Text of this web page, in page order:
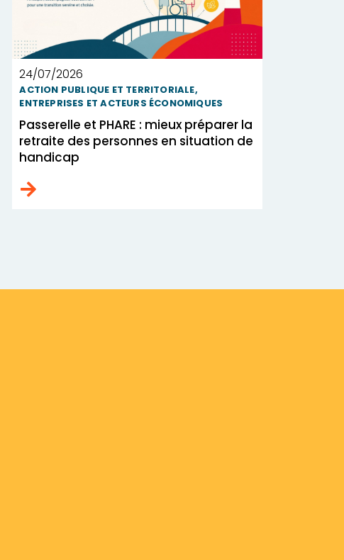
24/07/2026
ACTION PUBLIQUE ET TERRITORIALE,
ENTREPRISES ET ACTEURS ÉCONOMIQUES
Passerelle et PHARE : mieux préparer la
retraite des personnes en situation de
handicap